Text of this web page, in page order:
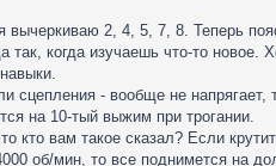
вычеркиваю 2, 4, 5, 7, 8. Теперь
так, когда изучаешь что-то
сцепления - вообще не
на 10-тый выжим при трогании.
кто вам такое сказал? Если
об/мин, то все поднимется на